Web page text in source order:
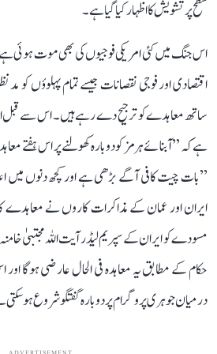
سطح پر تشویش کا اظہار کیا گیا ہے۔
اس جنگ میں کئی امریکی فوجیوں کی بھی موت ہوئی
اقتصادی اور فوجی نقصانات جیسے تمام پہلوؤں کو
ساتھ معاہدے کو ترجیح دے رہے ہیں۔ اس سے قبل
ہے کہ ’’آبنائے ہرمز کو دوبارہ کھولنے پر اس ہفتے
’’بات چیت کافی آگے بڑھی ہے اور کچھ دنوں میں
ایران اور عمان کے مذاکرات کاروں نے معاہدے
مسودے کو ایران کے سپریم لیڈر آیت اللہ مجتبیٰ
حکام کے مطابق یہ معاہدہ فی الحال عارضی ہوگا
درمیان جوہری پروگرام پر دوبارہ گفتگو شروع ہو